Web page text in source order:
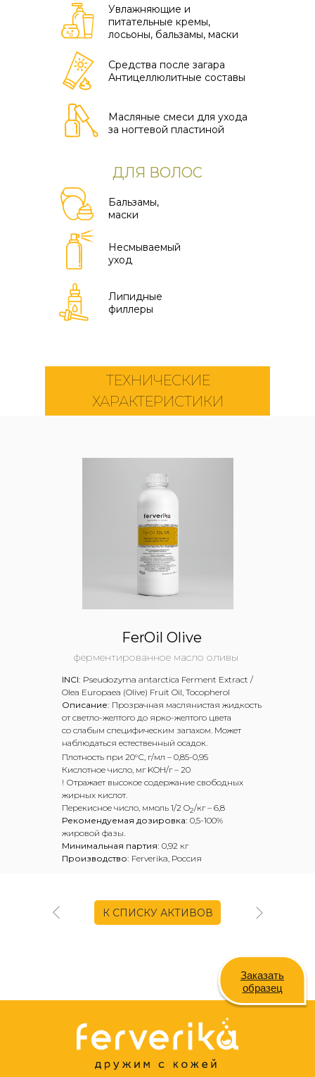
Увлажняющие и
питательные кремы,
лосьоны, бальзамы, маски
Средства после загара
Антицеллюлитные составы
Масляные смеси для ухода
за ногтевой пластиной
ДЛЯ ВОЛОС
Бальзамы,
маски
Несмываемый
уход
Липидные
филлеры
ТЕХНИЧЕСКИЕ
ХАРАКТЕРИСТИКИ
INCI: Pseudozyma antarcticа Ferment Extract /
Olea Europaea (Olive) Fruit Oil, Tocopherol
Описание: Прозрачная маслянистая жидкость
от светло-желтого до ярко-желтого цвета
со слабым специфическим запахом. Может
наблюдаться естественный осадок.
Плотность при 20°С, г/мл – 0,85-0,95
Кислотное число, мг KOH/г – 20
! Отражает высокое содержание свободных
жирных кислот.
Перекисное число, ммоль 1/2 O2/кг – 6,8
Рекомендуемая дозировка: 0,5-100%
жировой фазы.
Минимальная партия: 0,92 кг
Производство: Ferverika, Россия
ферментированное масло оливы
FerOil Olive
К СПИСКУ АКТИВОВ
Заказать
образец